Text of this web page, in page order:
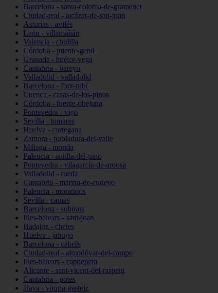
Barcelona - santa-coloma-de-gramenet
Ciudad-real - alcázar-de-san-juan
Asturias - avilés
León - villamañán
Valencia - chulilla
Córdoba - puente-genil
Granada - huétor-vega
Cantabria - bareyo
Valladolid - valladolid
Barcelona - font-rubí
Cuenca - casas-de-los-pinos
Córdoba - fuente-obejuna
Pontevedra - vigo
Sevilla - tomares
Huelva - cortegana
Zamora - pobladura-del-valle
Málaga - monda
Palencia - autilla-del-pino
Pontevedra - vilagarcía-de-arousa
Valladolid - rueda
Cantabria - marina-de-cudeyo
Palencia - moratinos
Sevilla - camas
Barcelona - subirats
Illes-balears - sant-joan
Badajoz - cheles
Huelva - jabugo
Barcelona - cabrils
Ciudad-real - almodóvar-del-campo
Illes-balears - capdepera
Alicante - sant-vicent-del-raspeig
Cantabria - potes
álava - vitoria-gasteiz